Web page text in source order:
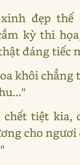
đẹp thế
kỳ thi
đáng tiếc
khôi chẳng
chết tiệt kia,
cho